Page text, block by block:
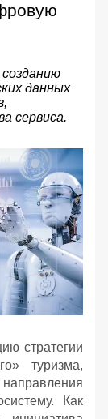
данных
сервиса.
стратегии
туризма,
Как